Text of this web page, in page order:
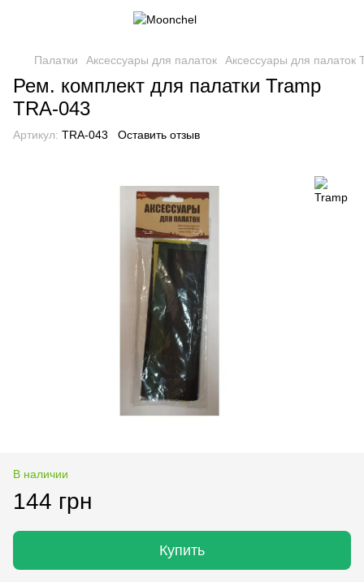
Палатки Аксессуары для палаток Аксессуары для палаток
Рем. комплект для палатки Tramp
TRA-043
Артикул: TRA-043 Оставить отзыв
В наличии
144 грн
Купить